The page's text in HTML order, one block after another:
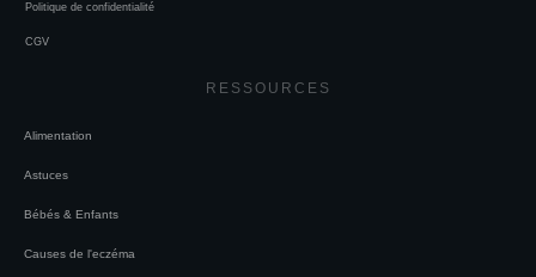
Politique de confidentialité
CGV
RESSOURCES
Alimentation
Astuces
Bébés & Enfants
Causes de l'eczéma